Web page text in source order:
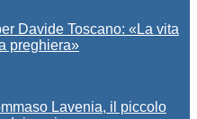
Davide Toscano: «La vita
preghiera»
Lavenia, il piccolo